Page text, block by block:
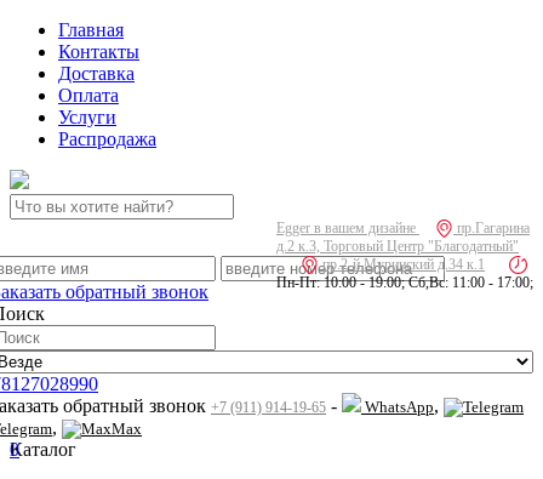
Главная
Контакты
Доставка
Оплата
Услуги
Распродажа
Egger в вашем дизайне
пр.Гагарина
д.2 к.3, Торговый Центр "Благодатный"
пр.2-й Муринский д.34 к.1
Пн-Пт: 10:00 - 19:00; Сб,Вс: 11:00 - 17:00;
обратный звонок
обратный звонок +7 (911) 914-19-65 - WhatsApp,
, Max
0
Каталог